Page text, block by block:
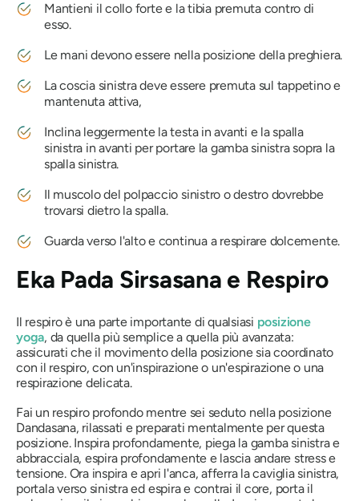
Mantieni il collo forte e la tibia premuta contro di
esso.
Le mani devono essere nella posizione della preghiera.
La coscia sinistra deve essere premuta sul tappetino e
mantenuta attiva,
Inclina leggermente la testa in avanti e la spalla
sinistra in avanti per portare la gamba sinistra sopra la
spalla sinistra.
Il muscolo del polpaccio sinistro o destro dovrebbe
trovarsi dietro la spalla.
Guarda verso l'alto e continua a respirare dolcemente.
Eka Pada Sirsasana e Respiro
Il respiro è una parte importante di qualsiasi posizione
yoga, da quella più semplice a quella più avanzata:
assicurati che il movimento della posizione sia coordinato
con il respiro, con un'inspirazione o un'espirazione o una
respirazione delicata.
Fai un respiro profondo mentre sei seduto nella posizione
Dandasana, rilassati e preparati mentalmente per questa
posizione. Inspira profondamente, piega la gamba sinistra e
abbracciala, espira profondamente e lascia andare stress e
tensione. Ora inspira e apri l'anca, afferra la caviglia sinistra,
portala verso sinistra ed espira e contrai il core, porta il